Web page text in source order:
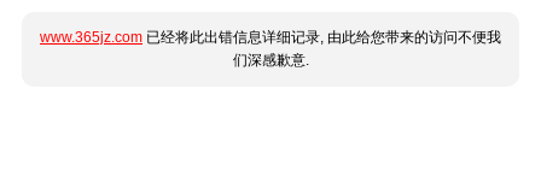
www.365jz.com 已经将此出错信息详细记录, 由此给您带来的访问不便我
们深感歉意.